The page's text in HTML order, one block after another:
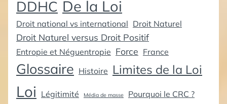
DDHC De la Loi
Droit national vs international Droit Naturel
Droit Naturel versus Droit Positif
Entropie et Néguentropie Force France
Glossaire Histoire Limites de la Loi
Loi Légitimité Média de masse Pourquoi le CRC ?